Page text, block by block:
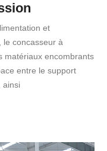
et
le concasseur à
matériaux encombrants
entre le support
ainsi